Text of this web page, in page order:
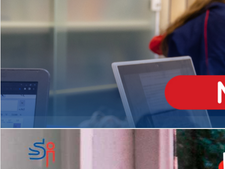
Matrículas Abertas 2026
MÉDIO
igh School
Dupla Diplomação
2º AO 5º ANO FUNDAMENTAL